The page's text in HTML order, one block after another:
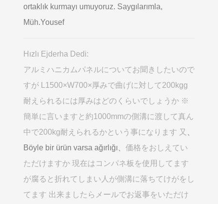
ortaklık kurmayı umuyoruz. Saygılarımla,
Müh.Yousef
Hızlı Ejderha Dedi:
アルミハニカムパネルについてお聞きしたいので
すが L1500×W700×厚みで曲げに対して200kgg
耐えられるには厚みはどのくらいでしょうか ※
簡単に言いますと約1000mmの側溝に渡して真ん
中で200kg耐えられるかという事になります 又
Böyle bir ürün varsa ağırlığı、 価格をおしえてい
ただけますか 現在はコンパネ板を使用してます
が腐ると折れてしまい人が側溝に落ちてけがをし
てます 出来ましたらメールでお返事をいただけ